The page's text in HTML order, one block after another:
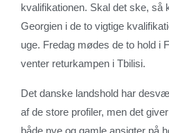
kvalifikationen. Skal det ske, så
Georgien i de to vigtige
uge. Fredag mødes de to hold i
venter returkampen i Tbilisi.
Det danske landshold har
af de store profiler, men det
både nye og gamle ansigter på